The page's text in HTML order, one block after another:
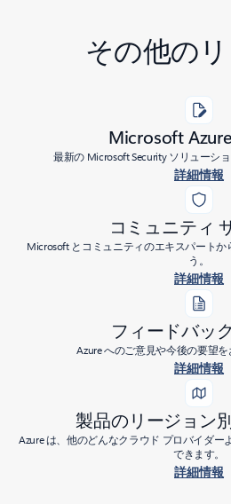
その他の
Microsoft
最新の Microsoft Security ソリューシ
詳細情報
コミュニティ
Microsoft とコミュニティのエキスパートか
う。
詳細情報
フィードバッ
Azure へのご意見や今後の要望を
詳細情報
製品のリージョン
Azure は、他のどんなクラウド プロバイダー
できます。
詳細情報